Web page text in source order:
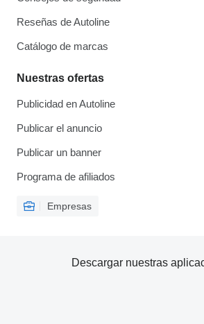
Reseñas de Autoline
Catálogo de marcas
Nuestras ofertas
Publicidad en Autoline
Publicar el anuncio
Publicar un banner
Programa de afiliados
Empresas
Descargar nuestras